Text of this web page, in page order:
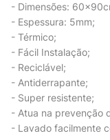
- Dimensões:
- Espessura: 5mm;
- Térmico;
- Fácil Instalação;
- Reciclável;
- Antiderrapante;
- Super resistente;
- Atua na prevenção
- Lavado facilmente